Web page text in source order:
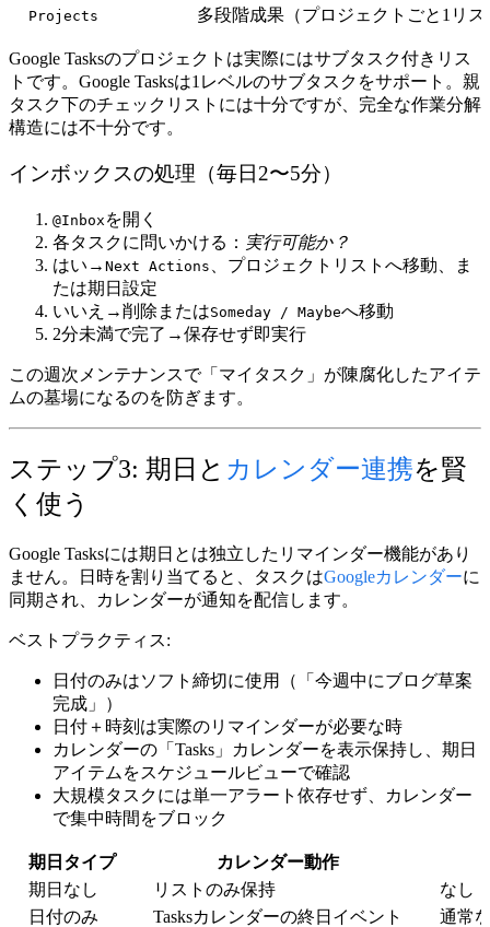
Projects 多段階成果（プロジェクトごと1リス
Google Tasksのプロジェクト は実際にはサブタスク付きリス
トです。Google Tasksは1レベルのサブタスクをサポート。親
タスク下のチェックリストには十分ですが、完全な作業分解
構造には不十分です。
インボックスの処理（毎日2〜5分）
@Inbox を開く
各タスクに問いかける： 実行可能か？
はい→ Next Actions
、プロジェクトリストへ移動、ま
たは期日設定
いいえ→削除またはSomeday / Maybeへ移動
2分未満で完了→保存せず即実行
この週次メンテナンスで「マイタスク」が陳腐化したアイテ
ムの墓場になるのを防ぎます。
ステップ3: 期日と カレンダー連携を賢
く使う
Google Tasksには期日とは独立したリマインダー機能があり
ません。日時を割り当てると、タスクはGoogleカレンダーに
同期され、カレンダーが通知を配信します。
ベストプラクティス:
日付のみはソフト締切に使用（「今週中にブログ草案
完成」）
日付＋時刻 は実際のリマインダーが必要な時
カレンダーの「Tasks」カレンダーを表示保持し、期日
アイテムをスケジュールビューで確認
大規模タスクには単一アラート依存せず、カレンダー
で集中時間をブロック
期日タイプ
カレンダー動作
期日なし
リストのみ保持
なし
日付のみ
Tasksカレンダーの終日イベント
通常